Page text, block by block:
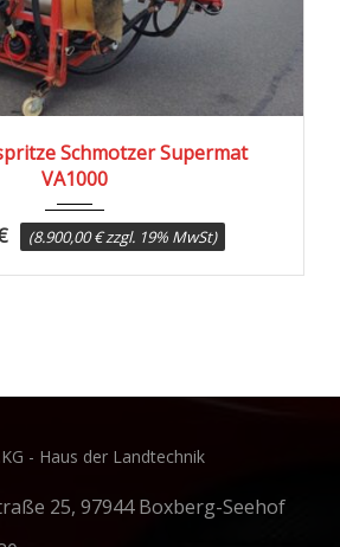
Schmotzer Supermat
VA1000
(8.900,00 € zzgl. 19% MwSt)
- Haus der Landtechnik
25, 97944 Boxberg-Seehof